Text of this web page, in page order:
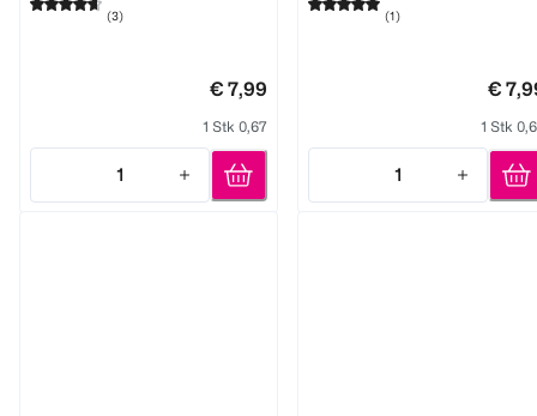
(3)
€ 7,99
1 Stk 0,67
1
Quantity: 1
(1)
€
1 Stk
1
Quantity: 1